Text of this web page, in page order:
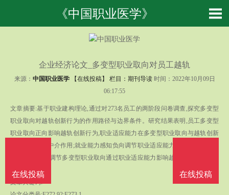
《中国职业医学》
企业经济论文_多变型职业取向对员工越轨
来源： 中国职业医学 【在线投稿】 栏目： 期刊导读时间：2022年10月09日
06:17:55
文章摘要:基于职业建构理论,通过对273名员工的两阶段问卷调查,探究多变型
职业取向对越轨创新行为的作用路径与边界条件。研究结果表明,员工多变型
职业取向正向影响越轨创新行为,职业适应能力在多变型职业取向与越轨创新
行为之间发挥中介作用;就业能力感知负向调节职业适应能力与越轨创新行为
之间的关系,并调节多变型职业取向通过职业适应能力影响越轨创新行为的中
介作用。
文章关键词:
在线投稿
在线投稿